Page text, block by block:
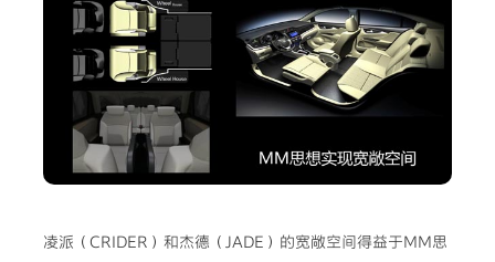
凌派（CRIDER）和杰德（JADE）的宽敞空间得益于MM思